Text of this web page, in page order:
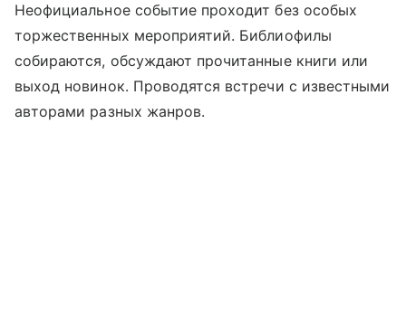
Неофициальное событие проходит без особых
торжественных мероприятий. Библиофилы
собираются, обсуждают прочитанные книги или
выход новинок. Проводятся встречи с известными
авторами разных жанров.